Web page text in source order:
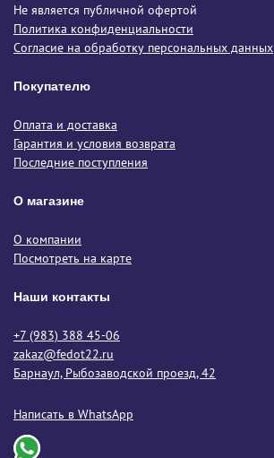
Не является публичной офертой
Политика конфиденциальности
Согласие на обработку персональных данных
Покупателю
Оплата и доставка
Гарантия и условия возврата
Последние поступления
О магазине
О компании
Посмотреть на карте
Наши контакты
+7 (983) 388 45-06
zakaz@fedot22.ru
Барнаул, Рыбозаводской проезд, 42
Написать в WhatsApp